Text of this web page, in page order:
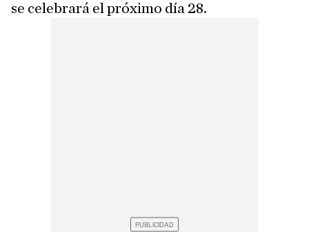
se celebrará el próximo día 28.